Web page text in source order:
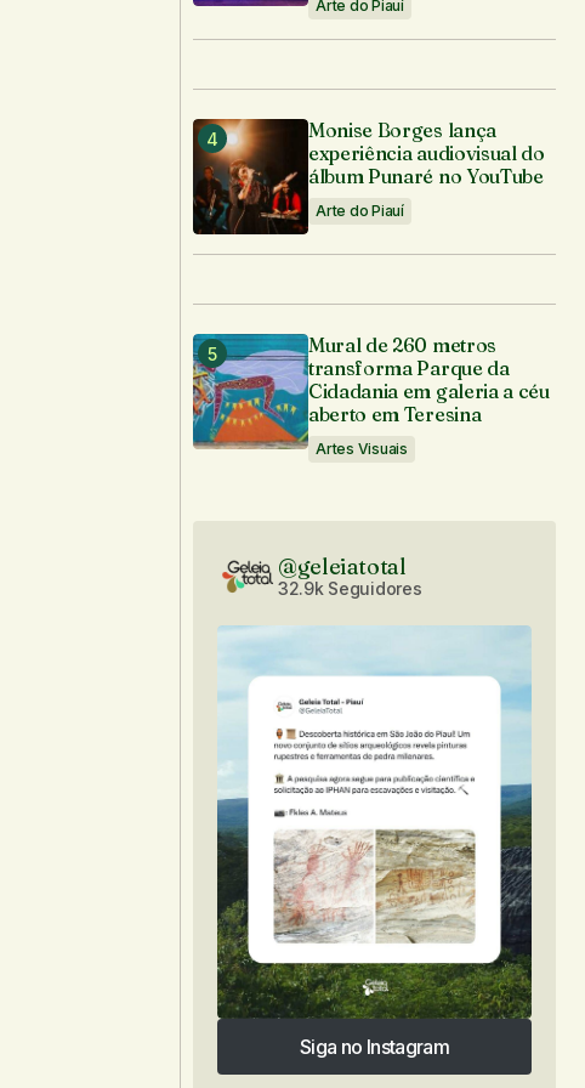
Arte do Piauí
Monise Borges lança
experiência audiovisual do
álbum Punaré no YouTube
Arte do Piauí
Mural de 260 metros
transforma Parque da
Cidadania em galeria a céu
aberto em Teresina
Artes Visuais
@geleiatotal
32.9k Seguidores
Siga no Instagram
Siga no Instagram